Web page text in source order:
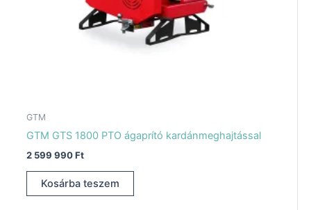
GTM
GTM GTS 1800 PTO ágaprító kardánmeghajtással
2 599 990Ft
Kosárba teszem